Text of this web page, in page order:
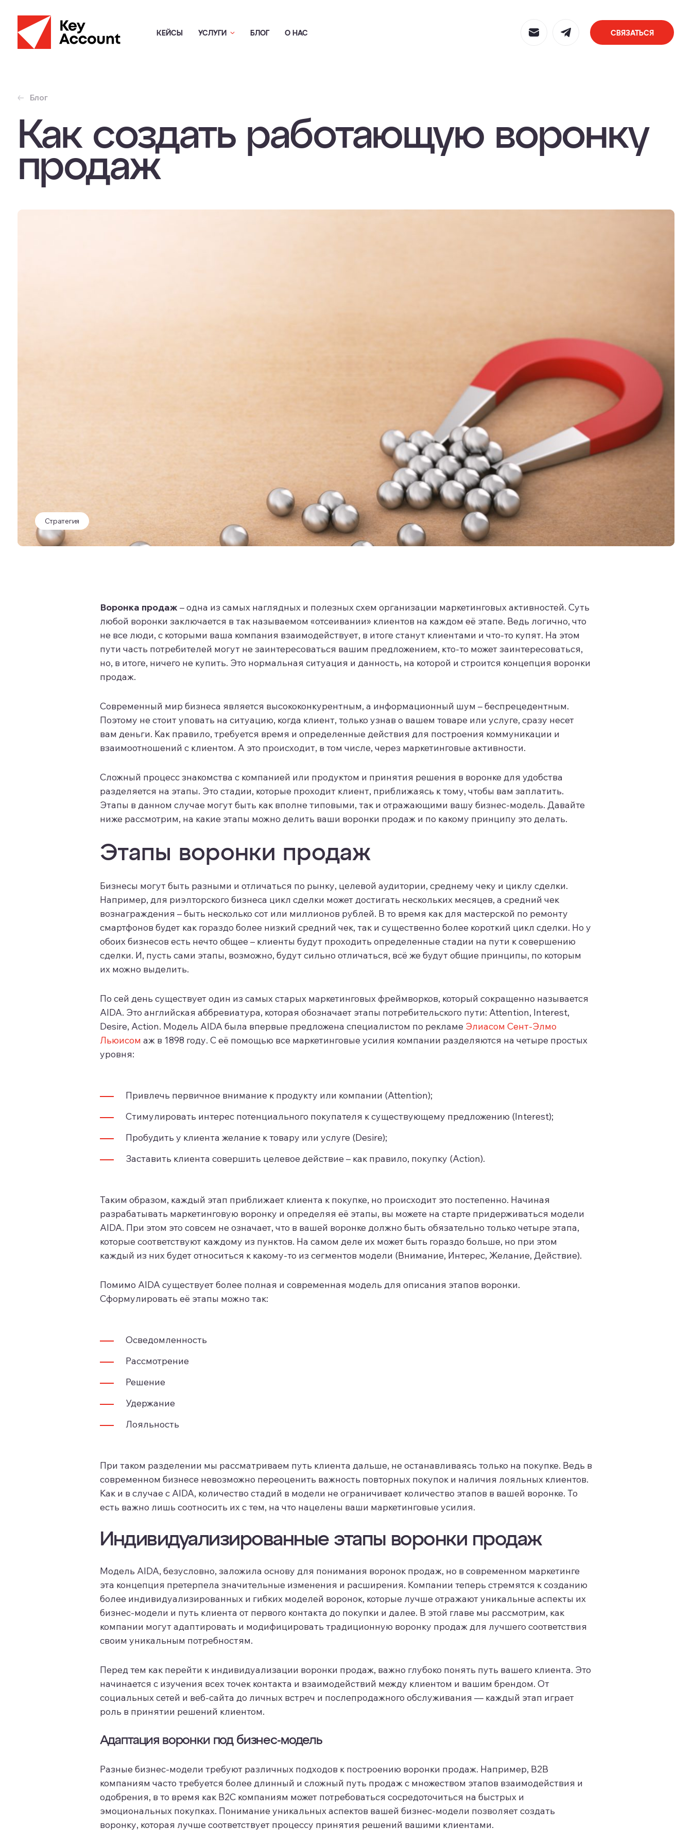
КЕЙСЫ УСЛУГИ БЛОГ О НАС СВЯЗАТЬСЯ
Блог
Как создать работающую воронку
продаж
Стратегия
Воронка продаж – одна из самых наглядных и полезных схем организации маркетинговых активностей. Суть
любой воронки заключается в так называемом «отсеивании» клиентов на каждом её этапе. Ведь логично, что
не все люди, с которыми ваша компания взаимодействует, в итоге станут клиентами и что-то купят. На этом
пути часть потребителей могут не заинтересоваться вашим предложением, кто-то может заинтересоваться,
но, в итоге, ничего не купить. Это нормальная ситуация и данность, на которой и строится концепция воронки
продаж.
Современный мир бизнеса является высококонкурентным, а информационный шум – беспрецедентным.
Поэтому не стоит уповать на ситуацию, когда клиент, только узнав о вашем товаре или услуге, сразу несет
вам деньги. Как правило, требуется время и определенные действия для построения коммуникации и
взаимоотношений с клиентом. А это происходит, в том числе, через маркетинговые активности.
Сложный процесс знакомства с компанией или продуктом и принятия решения в воронке для удобства
разделяется на этапы. Это стадии, которые проходит клиент, приближаясь к тому, чтобы вам заплатить.
Этапы в данном случае могут быть как вполне типовыми, так и отражающими вашу бизнес-модель. Давайте
ниже рассмотрим, на какие этапы можно делить ваши воронки продаж и по какому принципу это делать.
Этапы воронки продаж
Бизнесы могут быть разными и отличаться по рынку, целевой аудитории, среднему чеку и циклу сделки.
Например, для риэлторского бизнеса цикл сделки может достигать нескольких месяцев, а средний чек
вознаграждения – быть несколько сот или миллионов рублей. В то время как для мастерской по ремонту
смартфонов будет как гораздо более низкий средний чек, так и существенно более короткий цикл сделки. Но у
обоих бизнесов есть нечто общее – клиенты будут проходить определенные стадии на пути к совершению
сделки. И, пусть сами этапы, возможно, будут сильно отличаться, всё же будут общие принципы, по которым
их можно выделить.
По сей день существует один из самых старых маркетинговых фреймворков, который сокращенно называется
AIDA. Это английская аббревиатура, которая обозначает этапы потребительского пути: Attention, Interest,
Desire, Action. Модель AIDA была впервые предложена специалистом по рекламе Элиасом Сент-Элмо
Льюисом аж в 1898 году. С её помощью все маркетинговые усилия компании разделяются на четыре простых
уровня:
Привлечь первичное внимание к продукту или компании (Attention);
Стимулировать интерес потенциального покупателя к существующему предложению (Interest);
Пробудить у клиента желание к товару или услуге (Desire);
Заставить клиента совершить целевое действие – как правило, покупку (Action).
Таким образом, каждый этап приближает клиента к покупке, но происходит это постепенно. Начиная
разрабатывать маркетинговую воронку и определяя её этапы, вы можете на старте придерживаться модели
AIDA. При этом это совсем не означает, что в вашей воронке должно быть обязательно только четыре этапа,
которые соответствуют каждому из пунктов. На самом деле их может быть гораздо больше, но при этом
каждый из них будет относиться к какому-то из сегментов модели (Внимание, Интерес, Желание, Действие).
Помимо AIDA существует более полная и современная модель для описания этапов воронки.
Сформулировать её этапы можно так:
Осведомленность
Рассмотрение
Решение
Удержание
Лояльность
При таком разделении мы рассматриваем путь клиента дальше, не останавливаясь только на покупке. Ведь в
современном бизнесе невозможно переоценить важность повторных покупок и наличия лояльных клиентов.
Как и в случае с AIDA, количество стадий в модели не ограничивает количество этапов в вашей воронке. То
есть важно лишь соотносить их с тем, на что нацелены ваши маркетинговые усилия.
Индивидуализированные этапы воронки продаж
Модель AIDA, безусловно, заложила основу для понимания воронок продаж, но в современном маркетинге
эта концепция претерпела значительные изменения и расширения. Компании теперь стремятся к созданию
более индивидуализированных и гибких моделей воронок, которые лучше отражают уникальные аспекты их
бизнес-модели и путь клиента от первого контакта до покупки и далее. В этой главе мы рассмотрим, как
компании могут адаптировать и модифицировать традиционную воронку продаж для лучшего соответствия
своим уникальным потребностям.
Перед тем как перейти к индивидуализации воронки продаж, важно глубоко понять путь вашего клиента. Это
начинается с изучения всех точек контакта и взаимодействий между клиентом и вашим брендом. От
социальных сетей и веб-сайта до личных встреч и послепродажного обслуживания — каждый этап играет
роль в принятии решений клиентом.
Адаптация воронки под бизнес-модель
Разные бизнес-модели требуют различных подходов к построению воронки продаж. Например, B2B
компаниям часто требуется более длинный и сложный путь продаж с множеством этапов взаимодействия и
одобрения, в то время как B2C компаниям может потребоваться сосредоточиться на быстрых и
эмоциональных покупках. Понимание уникальных аспектов вашей бизнес-модели позволяет создать
воронку, которая лучше соответствует процессу принятия решений вашими клиентами.